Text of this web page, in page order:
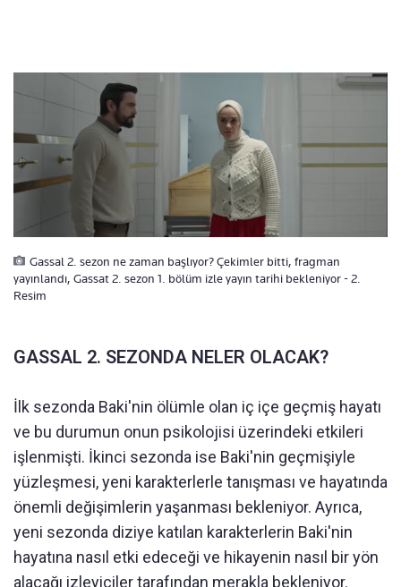
Gassal 2. sezon ne zaman başlıyor? Çekimler bitti, fragman
yayınlandı, Gassat 2. sezon 1. bölüm izle yayın tarihi bekleniyor - 2.
Resim
GASSAL 2. SEZONDA NELER OLACAK?
İlk sezonda Baki'nin ölümle olan iç içe geçmiş hayatı
ve bu durumun onun psikolojisi üzerindeki etkileri
işlenmişti. İkinci sezonda ise Baki'nin geçmişiyle
yüzleşmesi, yeni karakterlerle tanışması ve hayatında
önemli değişimlerin yaşanması bekleniyor. Ayrıca,
yeni sezonda diziye katılan karakterlerin Baki'nin
hayatına nasıl etki edeceği ve hikayenin nasıl bir yön
alacağı izleyiciler tarafından merakla bekleniyor.